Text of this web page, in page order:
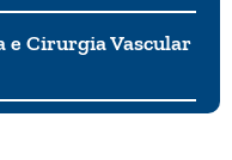
e Cirurgia Vascular